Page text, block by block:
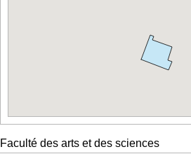
Mary
3744,
Faculté des arts et des sciences